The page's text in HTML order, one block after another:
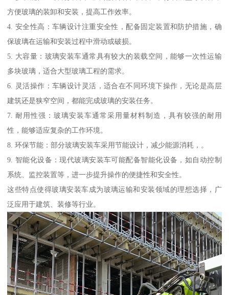
方便玻璃的装卸和安装，提高工作效率。
4. 安全性高：车辆设计注重安全性，配备固定装置和防护措施，确
保玻璃在运输和安装过程中滑动或破损。
5. 大容量：玻璃安装车通常具有较大的装载空间，能够一次性运输
多块玻璃，适合大型玻璃工程的需求。
6. 灵活操作：车辆设计灵活，适合在不同环境下操作，无论是高层
建筑还是狭窄空间，都能完成玻璃的安装任务。
7. 耐用性强：玻璃安装车通常采用量材料制造，具有较强的耐用
性，能够适应复杂的工作环境。
8. 环保节能：部分玻璃安装车采用节能设计，减少能源消耗，。
9. 智能化设备：现代玻璃安装车可能配备智能化设备，如自动控制
系统、监控装置等，进一步提升操作的便捷性和安全性。
这些特点使得玻璃安装车成为玻璃运输和安装领域的理想选择，广
泛应用于建筑、装修等行业。